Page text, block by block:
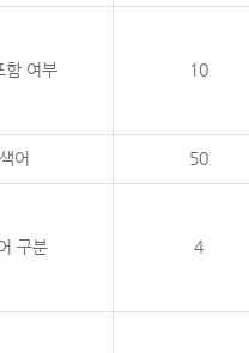
함 여부 10
어 50
구분 4